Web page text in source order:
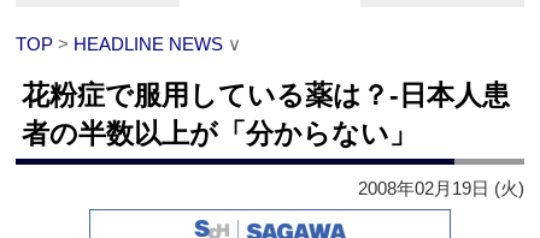
TOP > HEADLINE NEWS ∨
花粉症で服用している薬は？‐日本人患
者の半数以上が「分からない」
2008年02月19日 (火)